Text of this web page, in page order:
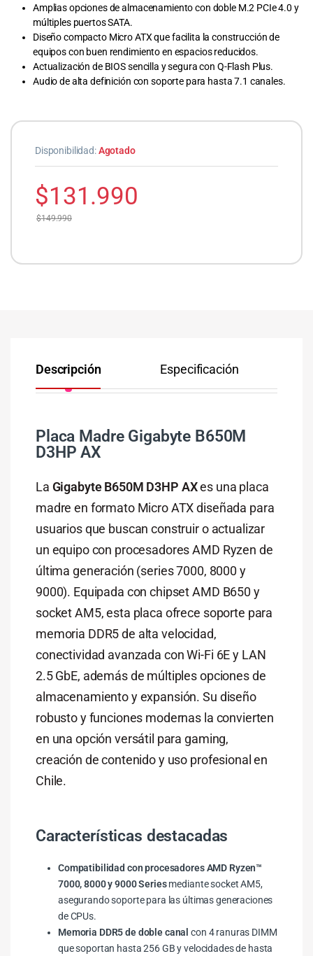
Amplias opciones de almacenamiento con doble M.2 PCIe 4.0 y
múltiples puertos SATA.
Diseño compacto Micro ATX que facilita la construcción de
equipos con buen rendimiento en espacios reducidos.
Actualización de BIOS sencilla y segura con Q-Flash Plus.
Audio de alta definición con soporte para hasta 7.1 canales.
Disponibilidad:Agotado
$131.990
$149.990
Descripción Especificación
Placa Madre Gigabyte B650M
D3HP AX
La Gigabyte B650M D3HP AXes una placa
madre en formato Micro ATX diseñada para
usuarios que buscan construir o actualizar
un equipo con procesadores AMD Ryzen de
última generación (series 7000, 8000 y
9000). Equipada con chipset AMD B650 y
socket AM5, esta placa ofrece soporte para
memoria DDR5 de alta velocidad,
conectividad avanzada con Wi-Fi 6E y LAN
2.5 GbE, además de múltiples opciones de
almacenamiento y expansión. Su diseño
robusto y funciones modernas la convierten
en una opción versátil para gaming,
creación de contenido y uso profesional en
Chile.
Características destacadas
Compatibilidad con procesadores AMD Ryzen™
7000, 8000 y 9000 Seriesmediante socket AM5,
asegurando soporte para las últimas generaciones
de CPUs.
Memoria DDR5 de doble canal con 4 ranuras DIMM
que soportan hasta 256 GB y velocidades de hasta